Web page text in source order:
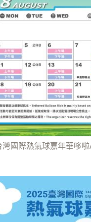
灣國際熱氣球嘉年華哆